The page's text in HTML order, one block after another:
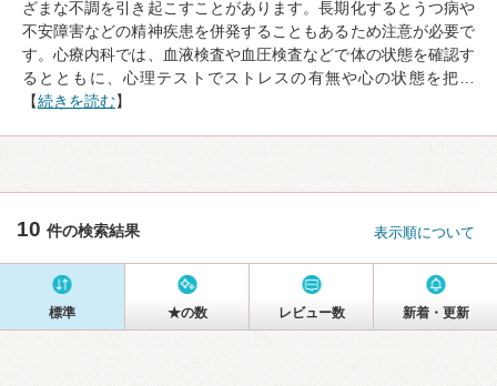
ざまな不調を引き起こすことがあります。長期化するとうつ病や
不安障害などの精神疾患を併発することもあるため注意が必要で
す。心療内科では、血液検査や血圧検査などで体の状態を確認す
るとともに、心理テストでストレスの有無や心の状態を把…
【続きを読む】
10 件の検索結果 表示順について
標準 ★の数 レビュー数 新着・更新